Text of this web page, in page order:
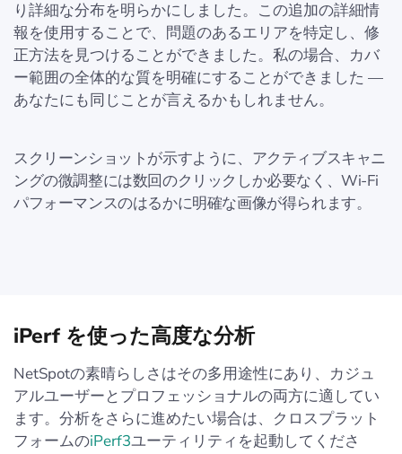
り詳細な分布を明らかにしました。この追加の詳細情
報を使用することで、問題のあるエリアを特定し、修
正方法を見つけることができました。私の場合、カバ
ー範囲の全体的な質を明確にすることができました —
あなたにも同じことが言えるかもしれません。
スクリーンショットが示すように、アクティブスキャニ
ングの微調整には数回のクリックしか必要なく、Wi-Fi
パフォーマンスのはるかに明確な画像が得られます。
iPerf を使った高度な分析
NetSpotの素晴らしさはその多用途性にあり、カジュ
アルユーザーとプロフェッショナルの両方に適してい
ます。分析をさらに進めたい場合は、クロスプラット
フォームのiPerf3ユーティリティを起動してくださ